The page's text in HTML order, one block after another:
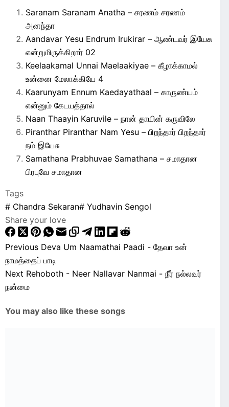
Saranam Saranam Anatha – சரணம் சரணம்
அனந்தா
Aandavar Yesu Endrum Irukirar – ஆண்டவர் இயேசு
என்றுமிருக்கிறார் 02
Keelaakamal Unnai Maelaakiyae – கீழாக்காமல்
உன்னை மேலாக்கியே 4
Kaarunyam Ennum Kaedayathaal – காருண்யம்
என்னும் கேடயத்தால்
Naan Thaayin Karuvile – நான் தாயின் கருவிலே
Piranthar Piranthar Nam Yesu – பிறந்தார் பிறந்தார்
நம் இயேசு
Samathana Prabhuvae Samathana – சமாதான
பிரபுவே சமாதான
Tags
# Chandra Sekaran# Yudhavin Sengol
Share your love
Previous Deva Um Naamathai Paadi - தேவா உன்
நாமத்தைப் பாடி
Next Rehoboth - Neer Nallavar Nanmai - நீர் நல்லவர்
நன்மை
You may also like these songs